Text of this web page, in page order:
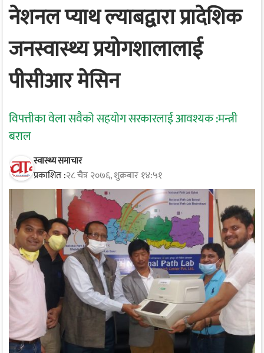
नेशनल प्याथ ल्याबद्वारा प्रादेशिक
जनस्वास्थ्य प्रयोगशालालाई
पीसीआर मेसिन
विपत्तीका वेला सवैको सहयोग सरकारलाई आवश्यक :मन्त्री
बराल
स्वास्थ्य समाचार
प्रकाशित :२८ चैत्र २०७६, शुक्रबार १४:५१